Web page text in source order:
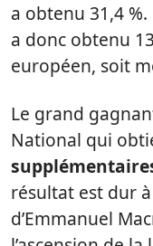
a obtenu 31,4
a donc obtenu
européen, soit
Le grand
National qui
résultat est dur
d’Emmanuel